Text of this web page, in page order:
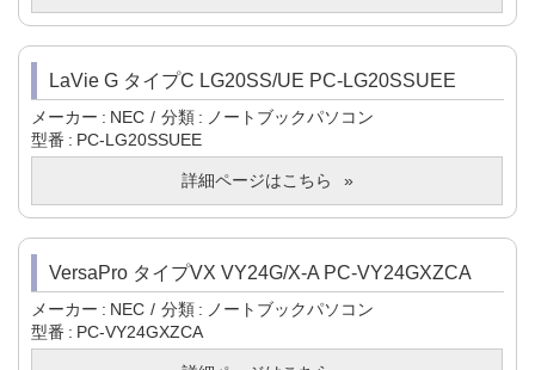
LaVie G タイプC LG20SS/UE PC-LG20SSUEE
メーカー NEC 分類
ノートブックパソコン
型番
PC-LG20SSUEE
詳細ページはこちら
VersaPro タイプVX VY24G/X-A PC-VY24GXZCA
メーカー NEC 分類
ノートブックパソコン
型番
PC-VY24GXZCA